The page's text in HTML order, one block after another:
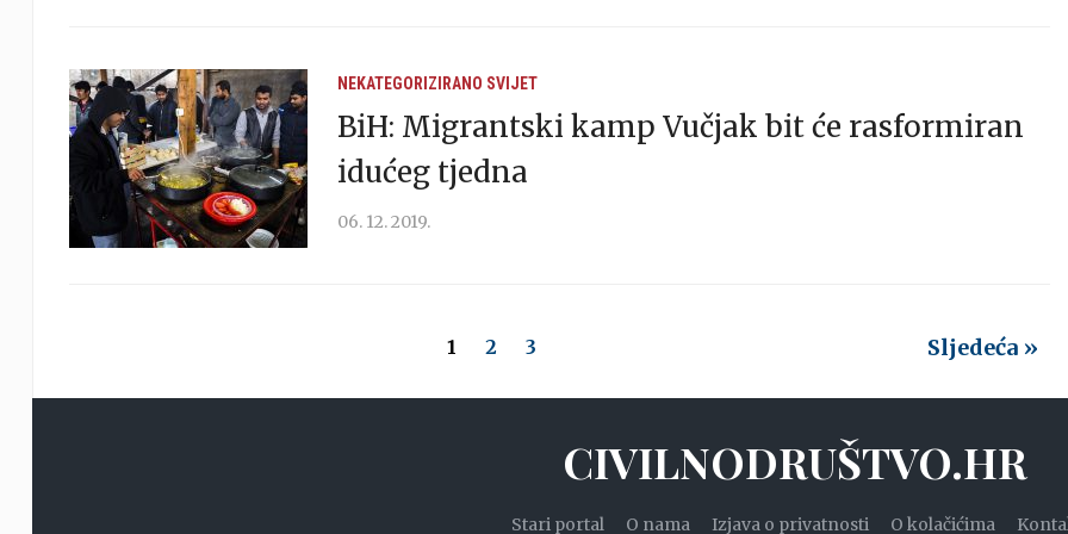
NEKATEGORIZIRANO SVIJET
BiH: Migrantski kamp Vučjak bit će rasformiran
idućeg tjedna
06. 12. 2019.
1 2 3 Sljedeća »
CIVILNODRUŠTVO.HR
Stari portal O nama Izjava o privatnosti O kolačićima